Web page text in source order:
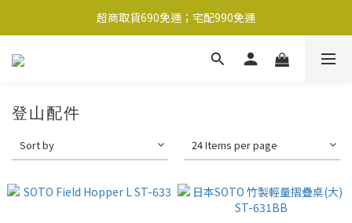
超商取貨690免運；宅配990免運
超商取貨690免運；宅配990免運
1-2工作天內出貨
登山配件
Sort by 24 Items per page